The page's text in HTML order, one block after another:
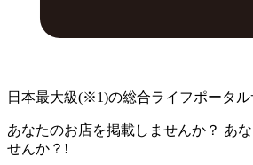
日本最大級(※1)の総合ライフポータル
あなたのお店を掲載しませんか？ あ
せんか？!